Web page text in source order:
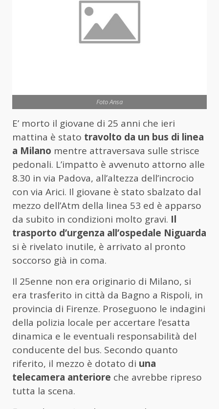
Foto Ansa
E’ morto il giovane di 25 anni che ieri
mattina è stato travolto da un bus di linea
a Milano mentre attraversava sulle strisce
pedonali. L’impatto è avvenuto attorno alle
8.30 in via Padova, all’altezza dell’incrocio
con via Arici. Il giovane è stato sbalzato dal
mezzo dell’Atm della linea 53 ed è apparso
da subito in condizioni molto gravi. Il
trasporto d’urgenza all’ospedale Niguarda
si è rivelato inutile, è arrivato al pronto
soccorso già in coma.
Il 25enne non era originario di Milano, si
era trasferito in città da Bagno a Rispoli, in
provincia di Firenze. Proseguono le indagini
della polizia locale per accertare l’esatta
dinamica e le eventuali responsabilità del
conducente del bus. Secondo quanto
riferito, il mezzo è dotato di una
telecamera anteriore che avrebbe ripreso
tutta la scena.